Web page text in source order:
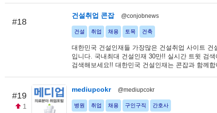
#18
건설취업 콘잡 @conjobnews
건설 취업 채용 토목 건축
대한민국 건설인재들 가장많은 건설취업 사이트 건
입니다. 국내최대 건설인재 30만!! 실시간 트윗 검
검색해보세요!! 대한민국 건설인재는 콘잡과 함께합
#19
1
mediupcokr @mediupcokr
병원 취업 채용 구인구직 간호사